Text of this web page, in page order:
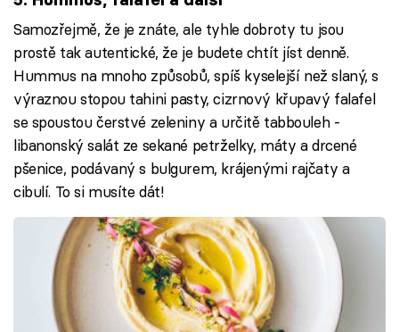
Samozřejmě, že je znáte, ale tyhle dobroty tu jsou
prostě tak autentické, že je budete chtít jíst denně.
Hummus na mnoho způsobů, spíš kyselejší než slaný, s
výraznou stopou tahini pasty, cizrnový křupavý falafel
se spoustou čerstvé zeleniny a určitě tabbouleh -
libanonský salát ze sekané petrželky, máty a drcené
pšenice, podávaný s bulgurem, krájenými rajčaty a
cibulí. To si musíte dát!